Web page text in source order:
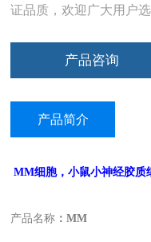
证品质，欢迎广大用户选
产品咨询
产品简介
MM细胞，小鼠小神经胶质
产品名称 ：MM